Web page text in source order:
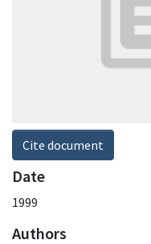
Cite document
Date
1999
Authors